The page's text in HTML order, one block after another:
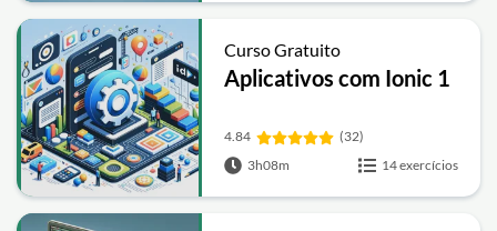
Curso Gratuito
Aplicativos com Ionic 1
4.84
(32)
3h08m
14 exercícios